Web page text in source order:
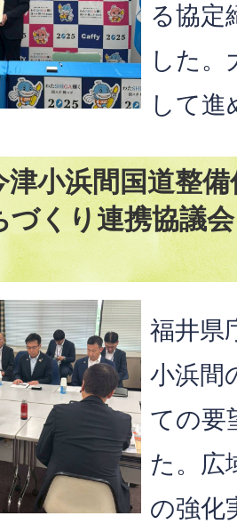
る協定
した。
して進
津小浜間国道整
づくり連携協議
福井県
小浜間
ての要
た。広
の強化